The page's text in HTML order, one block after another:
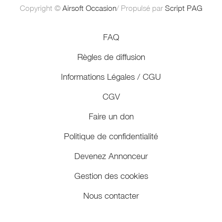
Copyright © Airsoft Occasion/ Propulsé par Script PAG
FAQ
Règles de diffusion
Informations Légales / CGU
CGV
Faire un don
Politique de confidentialité
Devenez Annonceur
Gestion des cookies
Nous contacter